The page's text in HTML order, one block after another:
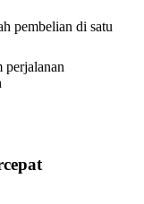
pembelian di satu
perjalanan